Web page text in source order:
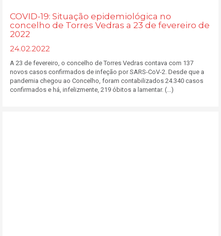
COVID-19: Situação epidemiológica no
concelho de Torres Vedras a 23 de fevereiro de
2022
24.02.2022
A 23 de fevereiro, o concelho de Torres Vedras contava com 137
novos casos confirmados de infeção por SARS-CoV-2. Desde que a
pandemia chegou ao Concelho, foram contabilizados 24.340 casos
confirmados e há, infelizmente, 219 óbitos a lamentar. (...)